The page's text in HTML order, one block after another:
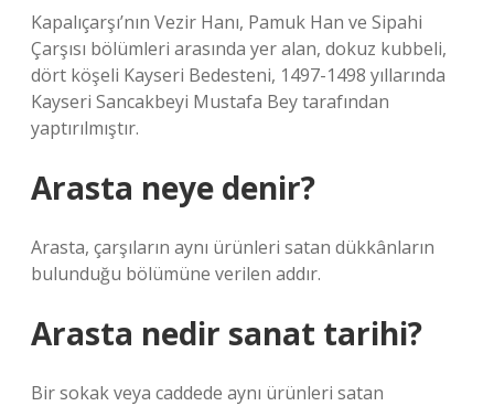
Kapalıçarşı’nın Vezir Hanı, Pamuk Han ve Sipahi
Çarşısı bölümleri arasında yer alan, dokuz kubbeli,
dört köşeli Kayseri Bedesteni, 1497-1498 yıllarında
Kayseri Sancakbeyi Mustafa Bey tarafından
yaptırılmıştır.
Arasta neye denir?
Arasta, çarşıların aynı ürünleri satan dükkânların
bulunduğu bölümüne verilen addır.
Arasta nedir sanat tarihi?
Bir sokak veya caddede aynı ürünleri satan